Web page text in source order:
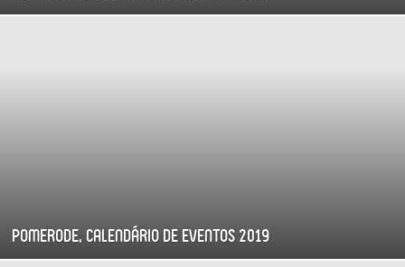
Pomerode, calendário de eventos 2019